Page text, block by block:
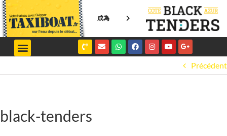
成為
Précédent
black-tenders